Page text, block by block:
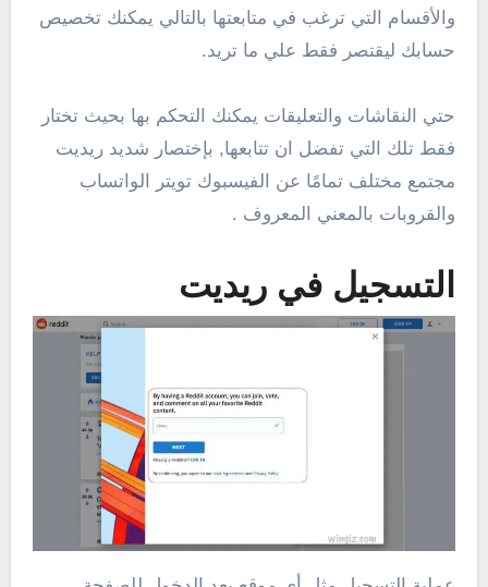
والأقسام التي ترغب في متابعتها بالتالي يمكنك تخصيص
حسابك ليقتصر فقط علي ما تريد.
حتي النقاشات والتعليقات يمكنك التحكم بها بحيث تختار
فقط تلك التي تفضل ان تتابعها, بإختصار شديد ريديت
مجتمع مختلف تمامًا عن الفيسبوك تويتر الواتساب
والقروبات بالمعني المعروف .
التسجيل في ريديت